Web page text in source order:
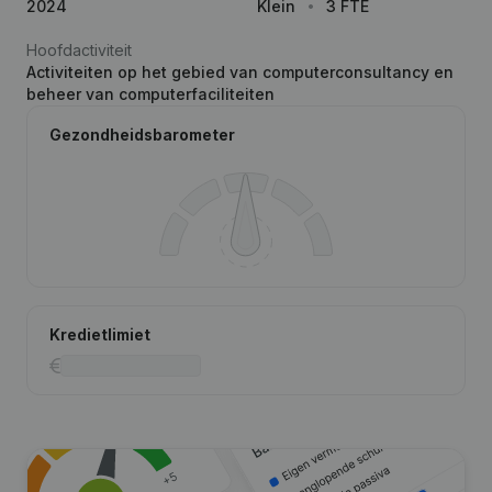
2024 Klein 3 FTE
Hoofdactiviteit
Activiteiten op het gebied van computerconsultancy en
beheer van computerfaciliteiten
Gezondheidsbarometer
Kredietlimiet